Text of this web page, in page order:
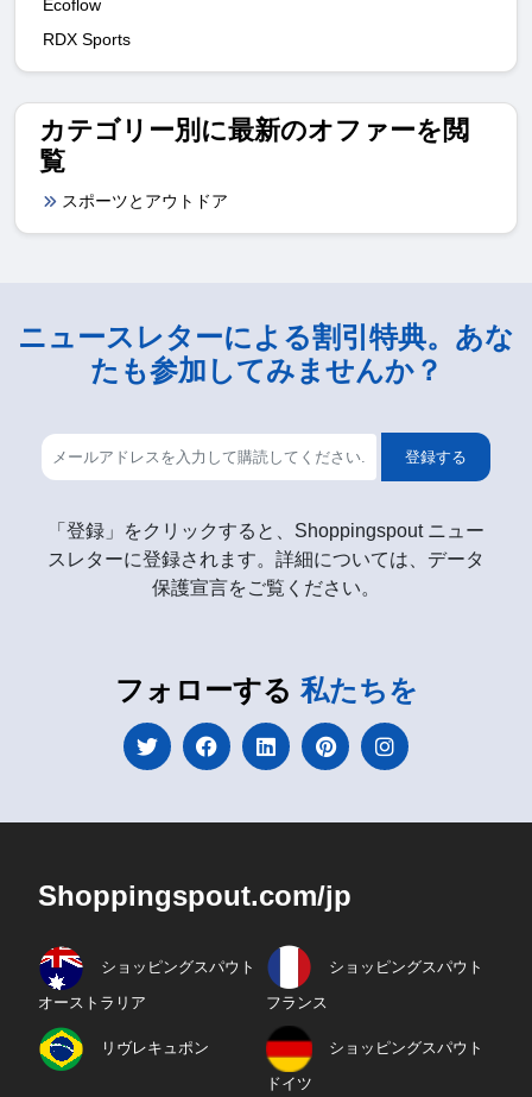
Ecoflow
RDX Sports
カテゴリー別に最新のオファーを閲
覧
スポーツとアウトドア
ニュースレターによる割引特典。あな
たも参加してみませんか？
登録する
「登録」をクリックすると、Shoppingspout ニュー
スレターに登録されます。詳細については、データ
保護宣言をご覧ください。
フォローする 私たちを
Shoppingspout.com/jp
ショッピングスパウト
オーストラリア
ショッピングスパウト
フランス
リヴレキュポン ショッピングスパウト
ドイツ